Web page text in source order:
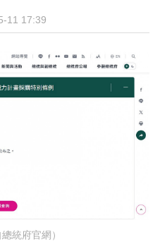
11 17:39
統府官網）